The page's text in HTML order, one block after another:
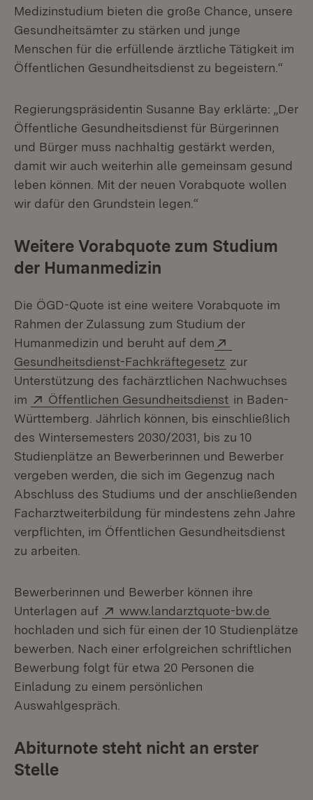
Medizinstudium bieten die große Chance, unsere
Gesundheitsämter zu stärken und junge
Menschen für die erfüllende ärztliche Tätigkeit im
Öffentlichen Gesundheitsdienst zu begeistern.“
Regierungspräsidentin Susanne Bay erklärte: „Der
Öffentliche Gesundheitsdienst für Bürgerinnen
und Bürger muss nachhaltig gestärkt werden,
damit wir auch weiterhin alle gemeinsam gesund
leben können. Mit der neuen Vorabquote wollen
wir dafür den Grundstein legen.“
Weitere Vorabquote zum Studium
der Humanmedizin
Die ÖGD-Quote ist eine weitere Vorabquote im
Rahmen der Zulassung zum Studium der
Humanmedizin und beruht auf dem
Gesundheitsdienst-Fachkräftegesetz (Öffnet in
zur
Unterstützung des fachärztlichen Nachwuchses
im
Extern:
Öffentlichen Gesundheitsdienst (Öffnet in
in Baden-
Württemberg. Jährlich können, bis einschließlich
des Wintersemesters 2030/2031, bis zu 10
Studienplätze an Bewerberinnen und Bewerber
vergeben werden, die sich im Gegenzug nach
Abschluss des Studiums und der anschließenden
Facharztweiterbildung für mindestens zehn Jahre
verpflichten, im Öffentlichen Gesundheitsdienst
zu arbeiten.
Bewerberinnen und Bewerber können ihre
Unterlagen auf
Extern:
www.landarztquote-bw.de
hochladen und sich für einen der 10 Studienplätze
bewerben. Nach einer erfolgreichen schriftlichen
Bewerbung folgt für etwa 20 Personen die
Einladung zu einem persönlichen
Auswahlgespräch.
Abiturnote steht nicht an erster
Stelle